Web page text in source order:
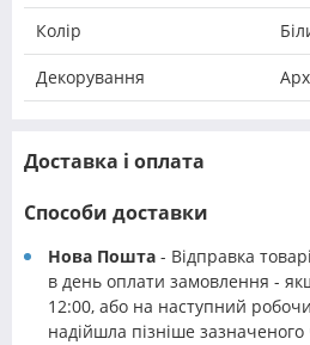
Колір
Декорування
Доставка і оплата
Способи доставки
Нова Пошта - Відправка
в день оплати замовлення -
12:00, або на наступний
надійшла пізніше зазначеного